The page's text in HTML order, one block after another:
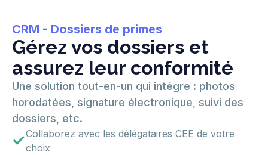
CRM - Dossiers de primes
Gérez vos dossiers et
assurez leur conformité
Une solution tout-en-un qui intégre : photos
horodatées, signature électronique, suivi des
dossiers, etc.
Collaborez avec les délégataires CEE de votre
choix